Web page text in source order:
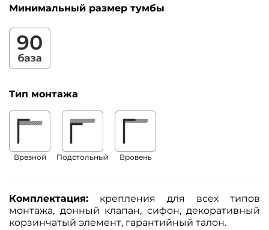
Минимальный размер тумбы
Тип монтажа
Врезной Подстольный Вровень
Комплектация: крепления для всех типов
монтажа, донный клапан, сифон, декоративный
корзинчатый элемент, гарантийный талон.